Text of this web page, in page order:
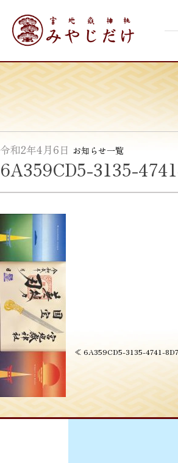
content
令和2年4月6日 お知らせ一覧
6A359CD5-3135-
投
ナ
ビ
≪ 6A359CD5-3135-4741-